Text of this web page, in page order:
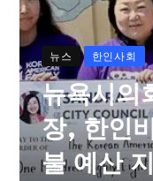
뉴스 한인사회
뉴욕시의
장, 한인
불 예산